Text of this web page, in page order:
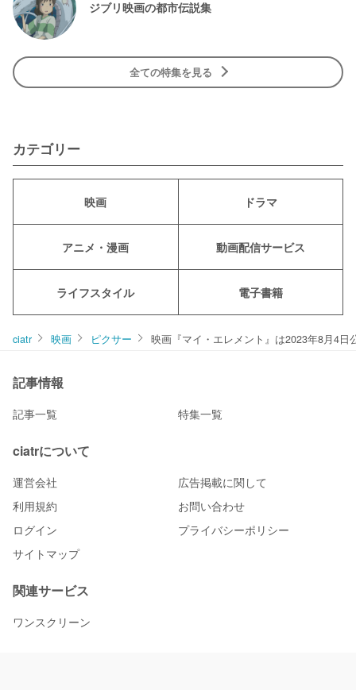
ジブリ映画の都市伝説集
全ての特集を見る
カテゴリー
映画 ドラマ
アニメ・漫画 動画配信サービス
ライフスタイル 電子書籍
ciatr 映画 ピクサー 映画『マイ・エレメント』は2023年8月4
記事情報
記事一覧 特集一覧
ciatrについて
運営会社
広告掲載に関して
利用規約
お問い合わせ
ログイン
プライバシーポリシー
サイトマップ
関連サービス
ワンスクリーン